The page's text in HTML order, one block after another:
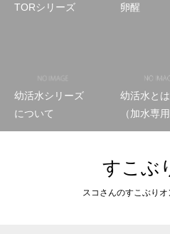
TORシリーズ
卵醒
幼活水シリーズ
について
幼活水とは
（加水専用
すこぶ
スコさんのすこぶり